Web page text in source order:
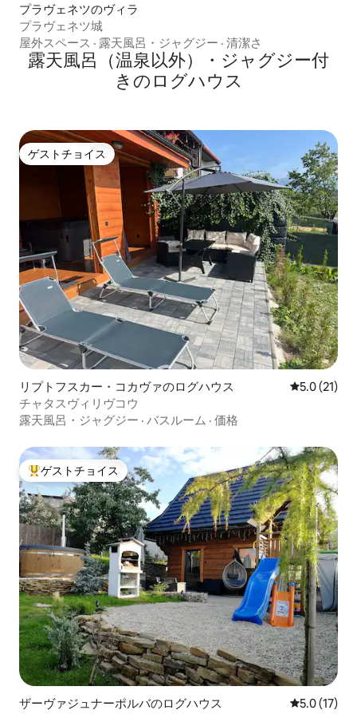
プラヴェネツのヴィラ
プラヴェネツ城
屋外スペース · 露天風呂・ジャグジー · 清潔さ
露天風呂（温泉以外）・ジャグジー付
きのログハウス
ゲストチョイス
ゲストチョイス
リプトフスカー・コカヴァのログハウス レビュー21
5.0 (21)
チャタスヴィリヴコウ
露天風呂・ジャグジー · バスルーム · 価格
大好評のゲストチョイスです。
ゲストチョイス
ザーヴァジュナーポルバのログハウス レビュー17
5.0 (17)